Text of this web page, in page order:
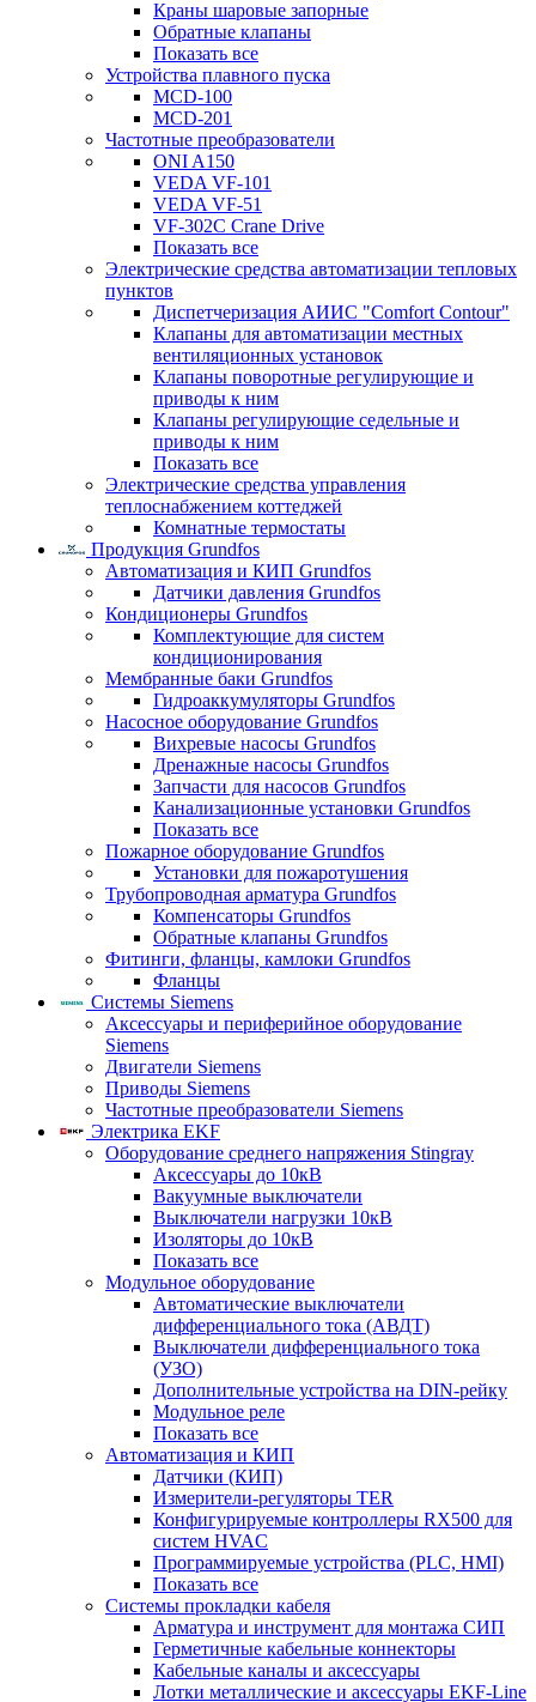
Краны шаровые запорные
Обратные клапаны
Показать все
Устройства плавного пуска
MCD-100
MCD-201
Частотные преобразователи
ONI A150
VEDA VF-101
VEDA VF-51
VF-302C Crane Drive
Показать все
Электрические средства автоматизации тепловых
пунктов
Диспетчеризация АИИС "Comfort Contour"
Клапаны для автоматизации местных
вентиляционных установок
Клапаны поворотные регулирующие и
приводы к ним
Клапаны регулирующие седельные и
приводы к ним
Показать все
Электрические средства управления
теплоснабжением коттеджей
Комнатные термостаты
Продукция Grundfos
Автоматизация и КИП Grundfos
Датчики давления Grundfos
Кондиционеры Grundfos
Комплектующие для систем
кондиционирования
Мембранные баки Grundfos
Гидроаккумуляторы Grundfos
Насосное оборудование Grundfos
Вихревые насосы Grundfos
Дренажные насосы Grundfos
Запчасти для насосов Grundfos
Канализационные установки Grundfos
Показать все
Пожарное оборудование Grundfos
Установки для пожаротушения
Трубопроводная арматура Grundfos
Компенсаторы Grundfos
Обратные клапаны Grundfos
Фитинги, фланцы, камлоки Grundfos
Фланцы
Системы Siemens
Аксессуары и периферийное оборудование
Siemens
Двигатели Siemens
Приводы Siemens
Частотные преобразователи Siemens
Электрика EKF
Оборудование среднего напряжения Stingray
Аксессуары до 10кВ
Вакуумные выключатели
Выключатели нагрузки 10кВ
Изоляторы до 10кВ
Показать все
Модульное оборудование
Автоматические выключатели
дифференциального тока (АВДТ)
Выключатели дифференциального тока
(УЗО)
Дополнительные устройства на DIN-рейку
Модульное реле
Показать все
Автоматизация и КИП
Датчики (КИП)
Измерители-регуляторы TER
Конфигурируемые контроллеры RX500 для
систем HVAC
Программируемые устройства (PLC, HMI)
Показать все
Системы прокладки кабеля
Арматура и инструмент для монтажа СИП
Герметичные кабельные коннекторы
Кабельные каналы и аксессуары
Лотки металлические и аксессуары EKF-Line